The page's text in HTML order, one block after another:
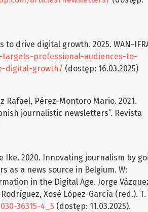
drive digital growth. 2025. WAN-
professional-audiences-to-
digital-growth/ (dostęp: 16.03.2025)
Rafael, Pérez-Montoro Mario. 2021.
journalistic newsletters”. Revista
Ike. 2020. Innovating journalism by
as a news source in Belgium. W:
in the Digital Age. Jorge
Xosé López-García (red.). T.
36315-4_5 (dostęp: 11.03.2025).